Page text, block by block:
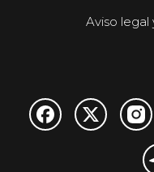
Aviso legal